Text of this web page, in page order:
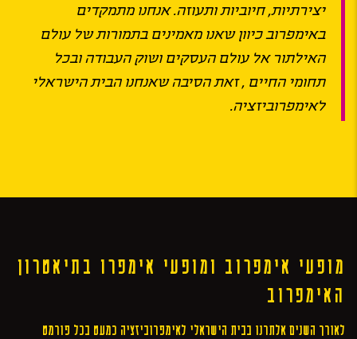
יצירתיות, חיוביות ותעוזה. אנחנו מתמקדים
באימפרוב כיוון שאנו מאמינים בתמורות של עולם
האילתור אל עולם העסקים ושוק העבודה ובכל
תחומי החיים , זאת הסיבה שאנחנו הבית הישראלי
לאימפרוביזציה.
מופעי אימפרוב ומופעי אימפרו בתיאטרון
האימפרוב
לאורך השנים אלתרנו בבית הישראלי לאימפרוביזציה כמעט בכל פורמט